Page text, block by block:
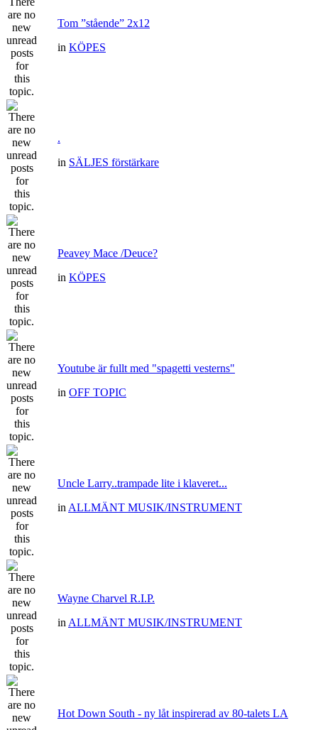
Tom ”stående” 2x12
in KÖPES
.
in SÄLJES förstärkare
Peavey Mace /Deuce?
in KÖPES
Youtube är fullt med "spagetti vesterns"
in OFF TOPIC
Uncle Larry..trampade lite i klaveret...
in ALLMÄNT MUSIK/INSTRUMENT
Wayne Charvel R.I.P.
in ALLMÄNT MUSIK/INSTRUMENT
Hot Down South - ny låt inspirerad av 80-talets LA